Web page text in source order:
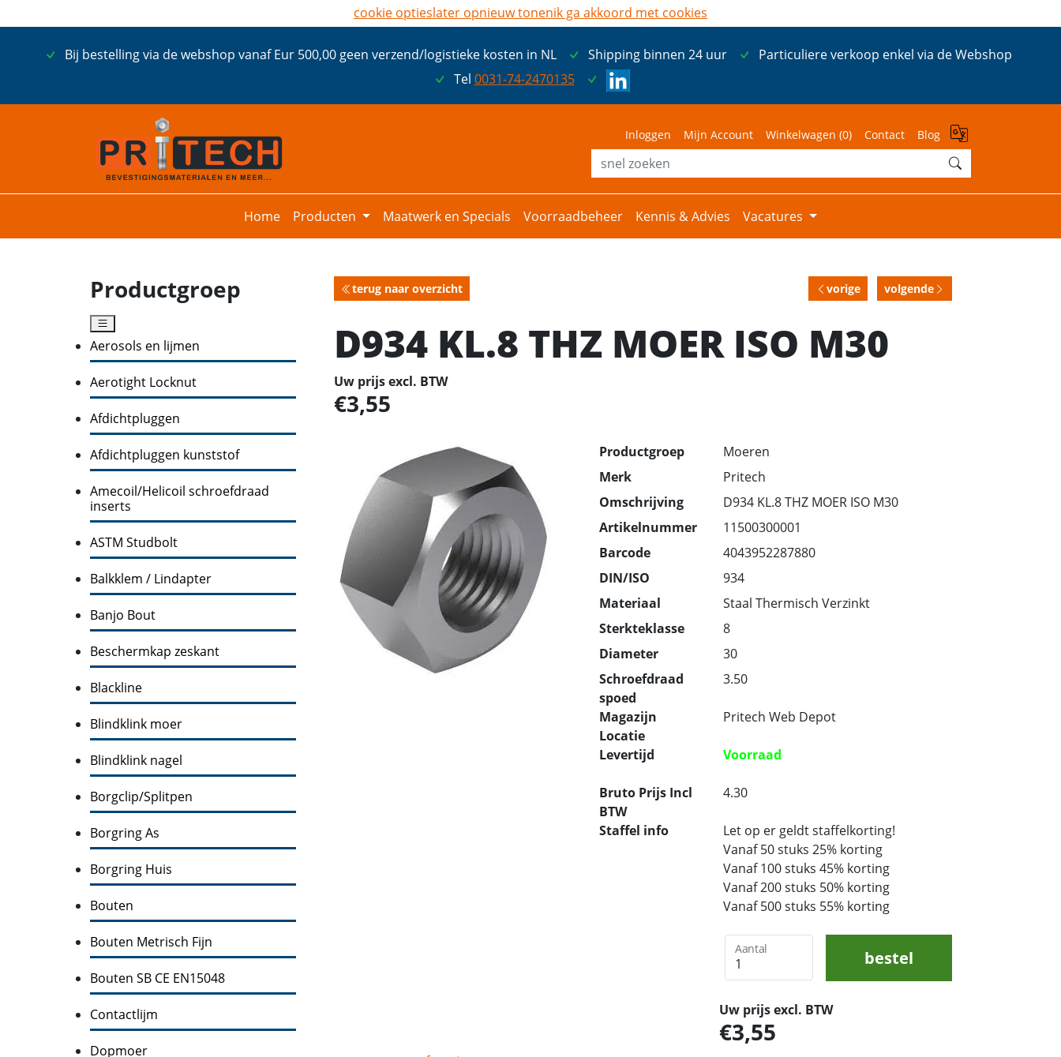
Bij bestelling via de webshop vanaf Eur 500,00 geen verzend/logistieke kosten in NL Shipping binnen 24 uur
Particuliere verkoop enkel via de Webshop
Tel 0031-74-2470135
Inloggen Mijn Account Winkelwagen (0) Contact Blog
Home Producten Maatwerk en Specials Voorraadbeheer Kennis & Advies Vacatures
Productgroep
Aerosols en lijmen
Aerotight Locknut
Afdichtpluggen
Afdichtpluggen kunststof
Amecoil/Helicoil schroefdraad
inserts
ASTM Studbolt
Balkklem / Lindapter
Banjo Bout
Beschermkap zeskant
Blackline
Blindklink moer
Blindklink nagel
Borgclip/Splitpen
Borgring As
Borgring Huis
Bouten
Bouten Metrisch Fijn
Bouten SB CE EN15048
Contactlijm
Dopmoer
terug naar overzicht vorige volgende
D934 KL.8 THZ MOER ISO M30
Uw prijs excl. BTW
3,55
Productgroep
Moeren
Merk
Pritech
Omschrijving
D934 KL.8 THZ MOER ISO M30
Artikelnummer
11500300001
Barcode
4043952287880
DIN/ISO
934
Materiaal
Staal Thermisch Verzinkt
Sterkteklasse
8
Diameter
30
Schroefdraad
spoed
3.50
Magazijn
Locatie
Pritech Web Depot
Levertijd Voorraad
Bruto Prijs Incl
BTW
4.30
Staffel info
Let op er geldt staffelkorting!
Vanaf 50 stuks 25% korting
Vanaf 100 stuks 45% korting
Vanaf 200 stuks 50% korting
Vanaf 500 stuks 55% korting
Aantal bestel
Uw prijs excl. BTW
3,55
cookie optieslater opnieuw tonenik ga akkoord met cookies